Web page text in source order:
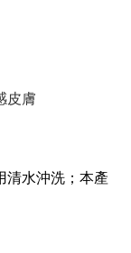
皮膚
清水沖洗；本產